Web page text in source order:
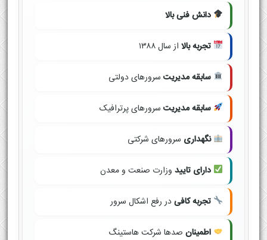
دانش فنی بالا
تجربه بالا از سال ۱۳۸۸
سابقه مدیریت سرورهای دولتی
سابقه مدیریت سرورهای پرترافیک
نگهداری سرورهای شرکتی
دارای تایید وزارت صنعت و معدن
تجربه کافیدر رفع اشکال سرور
اطمینان صدها شرکت هاستینگ